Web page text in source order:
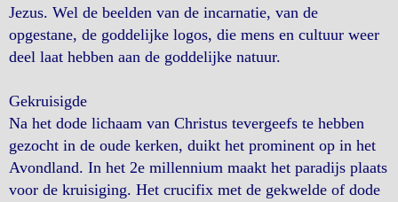
Jezus. Wel de beelden van de incarnatie, van de
opgestane, de goddelijke logos, die mens en cultuur weer
deel laat hebben aan de goddelijke natuur.
Gekruisigde
Na het dode lichaam van Christus tevergeefs te hebben
gezocht in de oude kerken, duikt het prominent op in het
Avondland. In het 2e millennium maakt het paradijs plaats
voor de kruisiging. Het crucifix met de gekwelde of dode